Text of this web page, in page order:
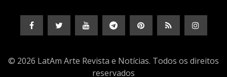
© 2026 LatAm Arte Revista e Notícias. Todos os direitos
reservados